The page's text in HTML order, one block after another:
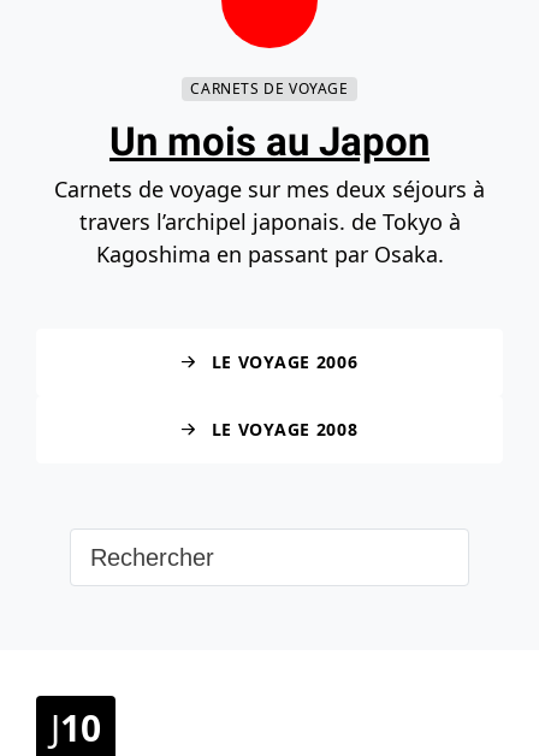
Navigation principale
Accéder au bas de la page
CARNETS DE VOYAGE
Un mois au Japon
Carnets de voyage sur mes deux séjours à
travers l’archipel japonais. de Tokyo à
Kagoshima en passant par Osaka.
LE VOYAGE 2006
LE VOYAGE 2008
J10